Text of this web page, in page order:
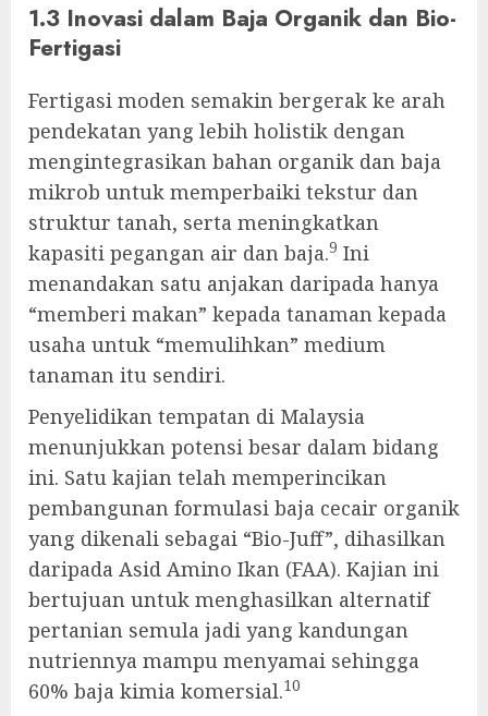
1.3 Inovasi dalam Baja Organik dan Bio-
Fertigasi
Fertigasi moden semakin bergerak ke arah
pendekatan yang lebih holistik dengan
mengintegrasikan bahan organik dan baja
mikrob untuk memperbaiki tekstur dan
struktur tanah, serta meningkatkan
kapasiti pegangan air dan baja.9 Ini
menandakan satu anjakan daripada hanya
“memberi makan” kepada tanaman kepada
usaha untuk “memulihkan” medium
tanaman itu sendiri.
Penyelidikan tempatan di Malaysia
menunjukkan potensi besar dalam bidang
ini. Satu kajian telah memperincikan
pembangunan formulasi baja cecair organik
yang dikenali sebagai “Bio-Juff”, dihasilkan
daripada Asid Amino Ikan (FAA). Kajian ini
bertujuan untuk menghasilkan alternatif
pertanian semula jadi yang kandungan
nutriennya mampu menyamai sehingga
60% baja kimia komersial.10